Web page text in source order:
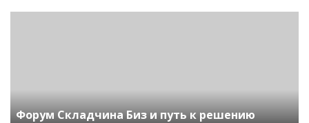
Форум Складчина Биз и путь к решению